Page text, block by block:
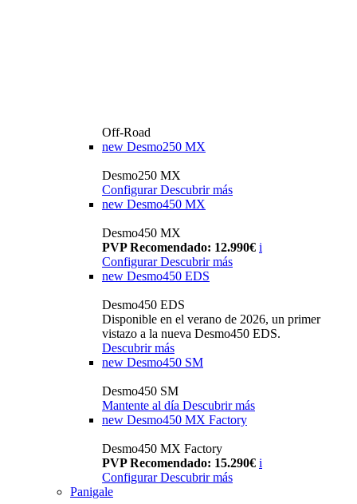
Off-Road
new Desmo250 MX
Desmo250 MX
Configurar Descubrir más
new Desmo450 MX
Desmo450 MX
PVP Recomendado: 12.990€ i
Configurar Descubrir más
new Desmo450 EDS
Desmo450 EDS
Disponible en el verano de 2026, un primer
vistazo a la nueva Desmo450 EDS.
Descubrir más
new Desmo450 SM
Desmo450 SM
Mantente al día Descubrir más
new Desmo450 MX Factory
Desmo450 MX Factory
PVP Recomendado: 15.290€ i
Configurar Descubrir más
Panigale